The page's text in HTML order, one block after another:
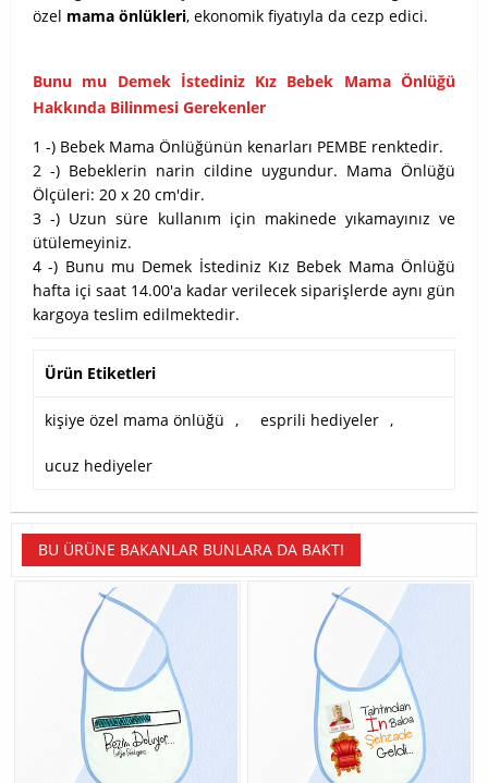
özel mama önlükleri, ekonomik fiyatıyla da cezp edici.
Bunu mu Demek İstediniz Kız Bebek Mama Önlüğü
Hakkında Bilinmesi Gerekenler
1 -) Bebek Mama Önlüğünün kenarları PEMBE renktedir.
2 -) Bebeklerin narin cildine uygundur. Mama Önlüğü
Ölçüleri: 20 x 20 cm'dir.
3 -) Uzun süre kullanım için makinede yıkamayınız ve
ütülemeyiniz.
4 -) Bunu mu Demek İstediniz Kız Bebek Mama Önlüğü
hafta içi saat 14.00'a kadar verilecek siparişlerde aynı gün
kargoya teslim edilmektedir.
Ürün Etiketleri
kişiye özel mama önlüğü , esprili hediyeler ,
ucuz hediyeler
BU ÜRÜNE BAKANLAR BUNLARA DA BAKTI